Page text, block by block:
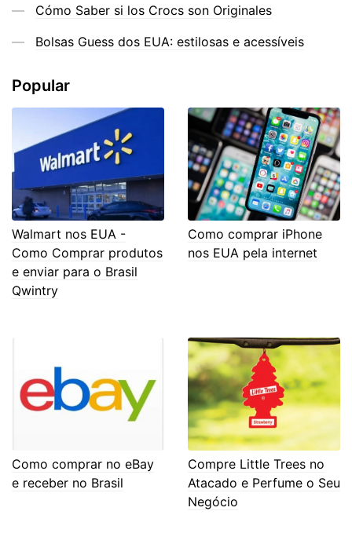
Cómo Saber si los Crocs son Originales
Bolsas Guess dos EUA: estilosas e acessíveis
Popular
Walmart nos EUA -
Como Comprar produtos
e enviar para o Brasil
Qwintry
Como comprar iPhone
nos EUA pela internet
Como comprar no eBay
e receber no Brasil
Compre Little Trees no
Atacado e Perfume o Seu
Negócio